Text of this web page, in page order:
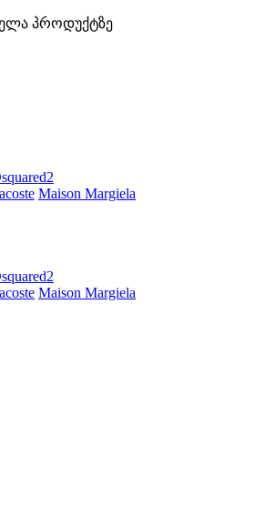
პროდუქტზე
Maison Margiela
Maison Margiela